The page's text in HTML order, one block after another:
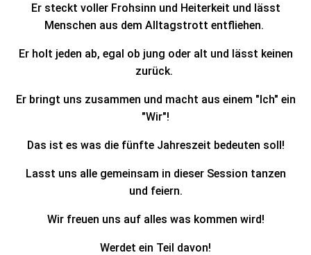
Er steckt voller Frohsinn und Heiterkeit und lässt
Menschen aus dem Alltagstrott entfliehen.
Er holt jeden ab, egal ob jung oder alt und lässt keinen
zurück.
Er bringt uns zusammen und macht aus einem "Ich" ein
"Wir"!
Das ist es was die fünfte Jahreszeit bedeuten soll!
Lasst uns alle gemeinsam in dieser Session tanzen
und feiern.
Wir freuen uns auf alles was kommen wird!
Werdet ein Teil davon!